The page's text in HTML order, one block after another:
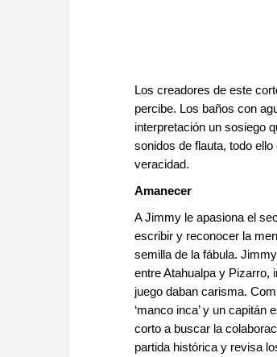
Los creadores de este
percibe. Los baños con
interpretación un sosiego
sonidos de flauta, todo
veracidad.
Amanecer
A Jimmy le apasiona el
escribir y reconocer la
semilla de la fábula.
entre Atahualpa y Pizarro,
juego daban carisma.
‘manco inca’ y un
corto a buscar la
partida histórica y revisa